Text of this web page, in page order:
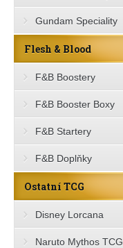
Gundam Speciality
Flesh & Blood
F&B Boostery
F&B Booster Boxy
F&B Startery
F&B Doplňky
Ostatní TCG
Disney Lorcana
Naruto Mythos TCG